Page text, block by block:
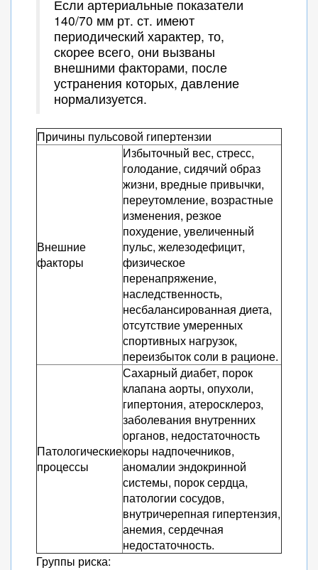
Если артериальные показатели
140/70 мм рт. ст. имеют
периодический характер, то,
скорее всего, они вызваны
внешними факторами, после
устранения которых, давление
нормализуется.
Причины пульсовой гипертензии
Внешние
факторы
Избыточный вес, стресс,
голодание, сидячий образ
жизни, вредные привычки,
переутомление, возрастные
изменения, резкое
похудение, увеличенный
пульс, железодефицит,
физическое
перенапряжение,
наследственность,
несбалансированная диета,
отсутствие умеренных
спортивных нагрузок,
переизбыток соли в рационе.
Патологические
процессы
Сахарный диабет, порок
клапана аорты, опухоли,
гипертония, атеросклероз,
заболевания внутренних
органов, недостаточность
коры надпочечников,
аномалии эндокринной
системы, порок сердца,
патологии сосудов,
внутричерепная гипертензия,
анемия, сердечная
недостаточность.
Группы риска: